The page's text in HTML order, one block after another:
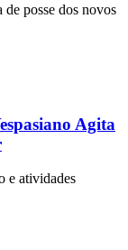
posse dos novos
Agita
e atividades